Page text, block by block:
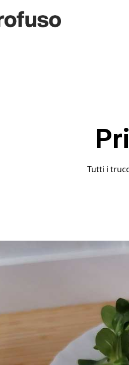
Tutti i